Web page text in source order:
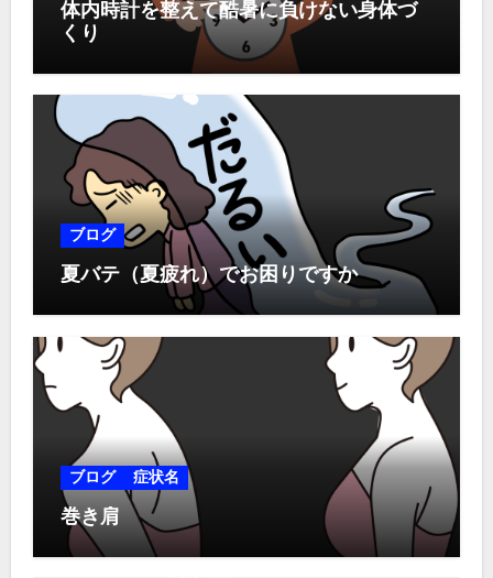
体内時計を整えて酷暑に負けない身体づ
くり
ブログ
夏バテ（夏疲れ）でお困りですか
ブログ 症状名
巻き肩